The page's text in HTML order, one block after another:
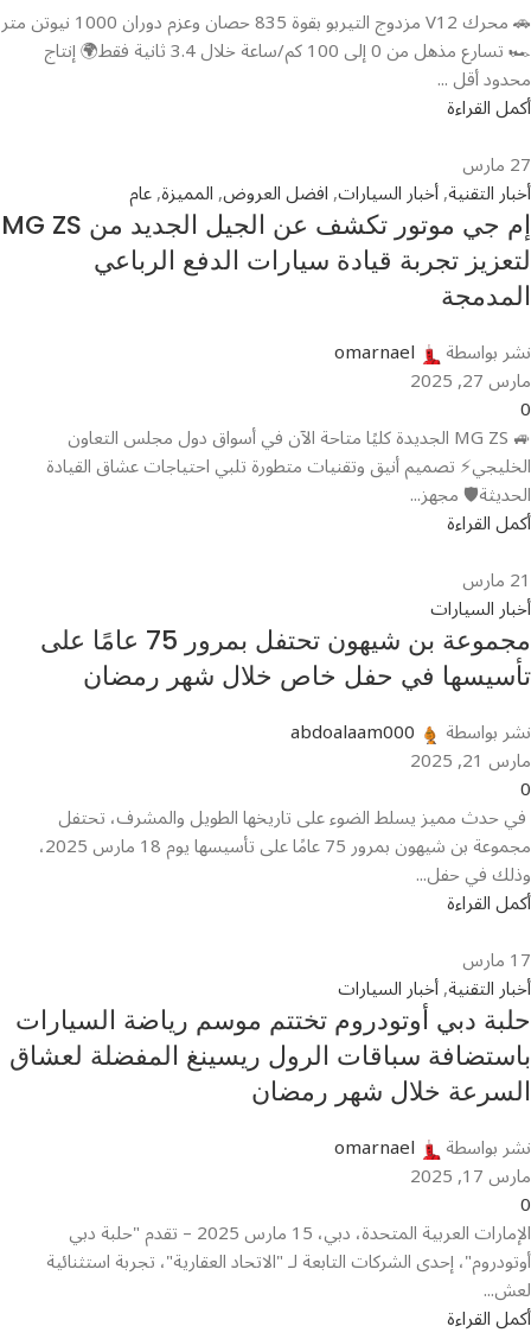
🚗 محرك V12 مزدوج التيربو بقوة 835 حصان وعزم دوران 1000 نيوتن متر
🏎️ تسارع مذهل من 0 إلى 100 كم/ساعة خلال 3.4 ثانية فقط🌍 إنتاج
محدود أقل ...
أكمل القراءة
27مارس
أخبار التقنية,أخبار السيارات,افضل العروض,المميزة,عام
إم جي موتور تكشف عن الجيل الجديد من MG ZS
لتعزيز تجربة قيادة سيارات الدفع الرباعي
المدمجة
نشر بواسطة omarnael
مارس 27, 2025
0
🚙 MG ZS الجديدة كليًا متاحة الآن في أسواق دول مجلس التعاون
الخليجي⚡ تصميم أنيق وتقنيات متطورة تلبي احتياجات عشاق القيادة
الحديثة🛡️ مجهز...
أكمل القراءة
21مارس
أخبار السيارات
مجموعة بن شيهون تحتفل بمرور 75 عامًا على
تأسيسها في حفل خاص خلال شهر رمضان
نشر بواسطة abdoalaam000
مارس 21, 2025
0
في حدث مميز يسلط الضوء على تاريخها الطويل والمشرف، تحتفل
مجموعة بن شيهون بمرور 75 عامًا على تأسيسها يوم 18 مارس 2025،
وذلك في حفل...
أكمل القراءة
17مارس
أخبار التقنية,أخبار السيارات
حلبة دبي أوتودروم تختتم موسم رياضة السيارات
باستضافة سباقات الرول ريسينغ المفضلة لعشاق
السرعة خلال شهر رمضان
نشر بواسطة omarnael
مارس 17, 2025
0
الإمارات العربية المتحدة، دبي، 15 مارس 2025 – تقدم "حلبة دبي
أوتودروم"، إحدى الشركات التابعة لـ "الاتحاد العقارية"، تجربة استثنائية
لعش...
أكمل القراءة